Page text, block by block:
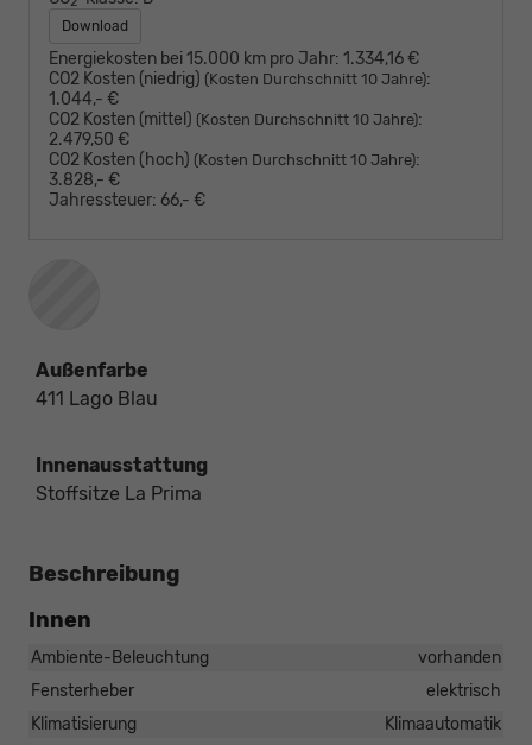
Download
Energiekosten bei 15.000 km pro Jahr: 1.334,16 €
CO2 Kosten (niedrig) (Kosten Durchschnitt 10 Jahre):
1.044,- €
CO2 Kosten (mittel) (Kosten Durchschnitt 10 Jahre):
2.479,50 €
CO2 Kosten (hoch) (Kosten Durchschnitt 10 Jahre):
3.828,- €
Jahressteuer: 66,- €
Außenfarbe
411 Lago Blau
Innenausstattung
Stoffsitze La Prima
Beschreibung
Innen
Ambiente-Beleuchtung
vorhanden
Fensterheber
elektrisch
Klimatisierung
Klimaautomatik